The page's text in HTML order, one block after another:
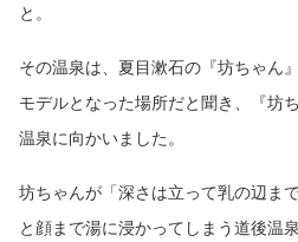
と。
その温泉は、夏目漱石の『坊ちゃん
モデルとなった場所だと聞き、『坊
温泉に向かいました。
坊ちゃんが「深さは立って乳の辺ま
と顔まで湯に浸かってしまう道後温